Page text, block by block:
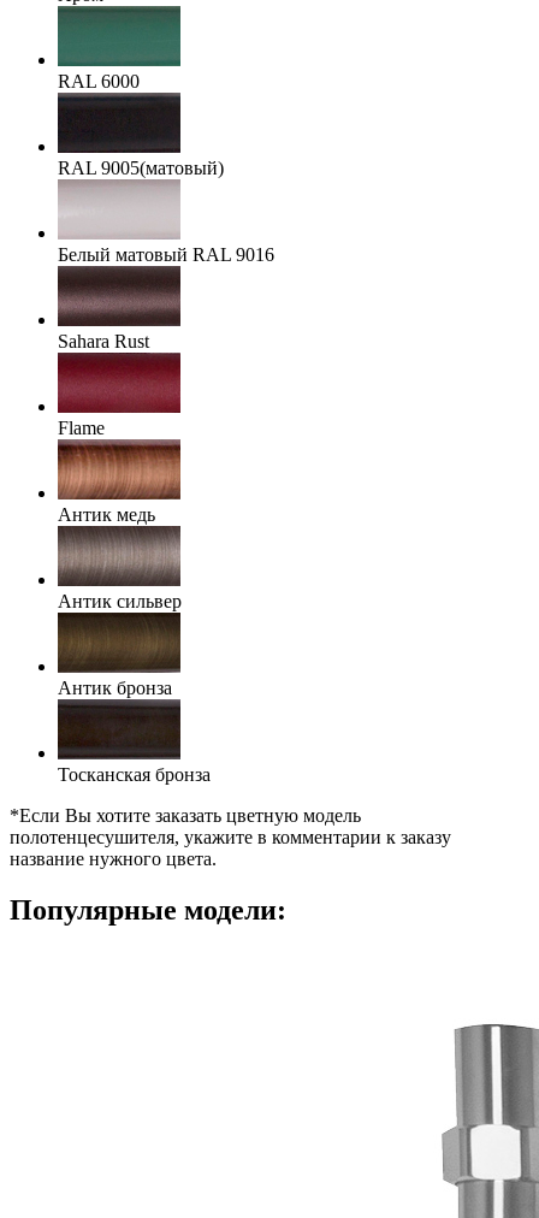
RAL 6000
RAL 9005(матовый)
Белый матовый RAL 9016
Sahara Rust
Flame
Антик медь
Антик сильвер
Антик бронза
Тосканская бронза
*Если Вы хотите заказать цветную модель
полотенцесушителя, укажите в комментарии к заказу
название нужного цвета.
Популярные модели: